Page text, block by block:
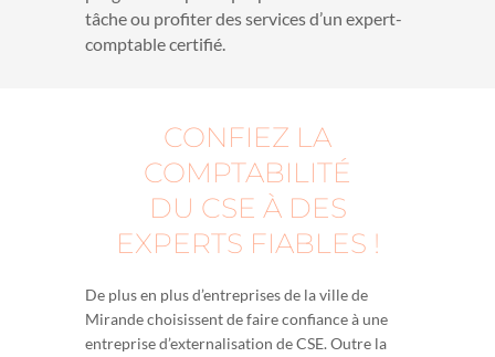
tâche ou profiter des services d’un expert-
comptable certifié.
CONFIEZ LA
COMPTABILITÉ
DU CSE À DES
EXPERTS FIABLES !
De plus en plus d’entreprises de la ville de
Mirande choisissent de faire confiance à une
entreprise d’externalisation de CSE. Outre la